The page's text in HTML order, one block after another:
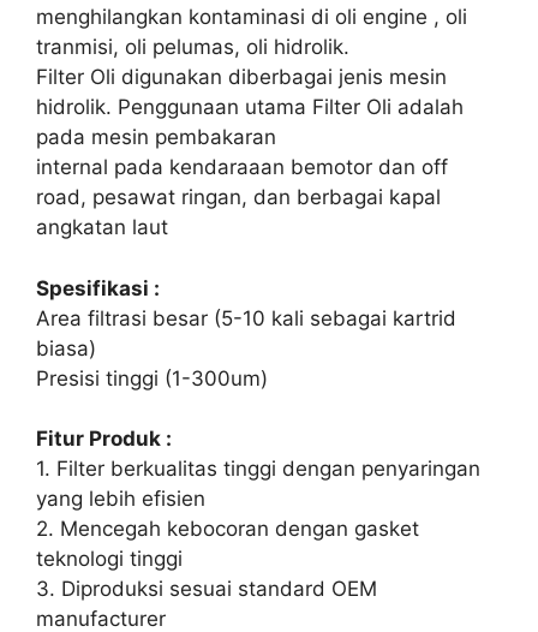
menghilangkan kontaminasi di oli engine , oli
tranmisi, oli pelumas, oli hidrolik.
Filter Oli digunakan diberbagai jenis mesin
hidrolik. Penggunaan utama Filter Oli adalah
pada mesin pembakaran
internal pada kendaraaan bemotor dan off
road, pesawat ringan, dan berbagai kapal
angkatan laut
Spesifikasi :
Area filtrasi besar (5-10 kali sebagai kartrid
biasa)
Presisi tinggi (1-300um)
Fitur Produk :
1. Filter berkualitas tinggi dengan penyaringan
yang lebih efisien
2. Mencegah kebocoran dengan gasket
teknologi tinggi
3. Diproduksi sesuai standard OEM
manufacturer